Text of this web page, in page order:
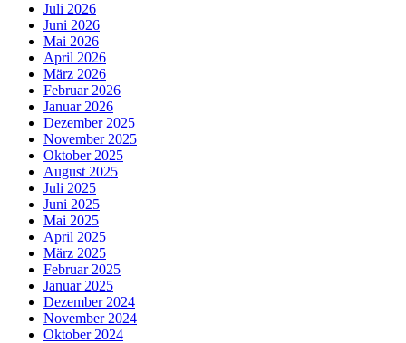
Juli 2026
Juni 2026
Mai 2026
April 2026
März 2026
Februar 2026
Januar 2026
Dezember 2025
November 2025
Oktober 2025
August 2025
Juli 2025
Juni 2025
Mai 2025
April 2025
März 2025
Februar 2025
Januar 2025
Dezember 2024
November 2024
Oktober 2024